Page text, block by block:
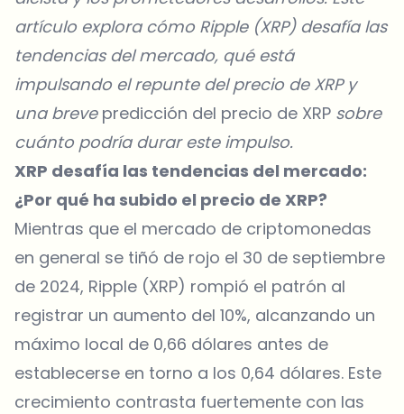
artículo explora cómo Ripple (XRP) desafía las
tendencias del mercado, qué está
impulsando el repunte del precio de XRP y
una breve predicción del precio de XRP sobre
cuánto podría durar este impulso.
XRP desafía las tendencias del mercado:
¿Por qué ha subido el precio de XRP?
Mientras que el mercado de criptomonedas
en general se tiñó de rojo el 30 de septiembre
de 2024, Ripple (XRP) rompió el patrón al
registrar un aumento del 10%, alcanzando un
máximo local de 0,66 dólares antes de
establecerse en torno a los 0,64 dólares. Este
crecimiento contrasta fuertemente con las